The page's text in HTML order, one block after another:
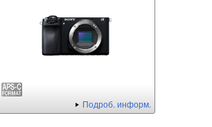
Подроб. информ.